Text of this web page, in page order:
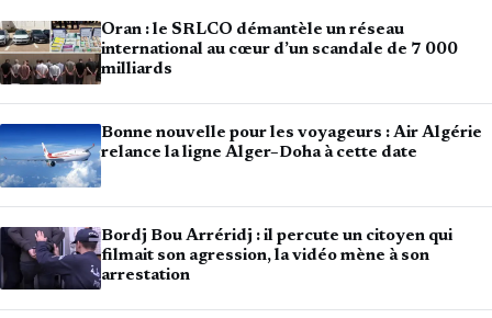
Oran : le SRLCO démantèle un réseau
international au cœur d’un scandale de 7 000
milliards
Bonne nouvelle pour les voyageurs : Air Algérie
relance la ligne Alger–Doha à cette date
Bordj Bou Arréridj : il percute un citoyen qui
filmait son agression, la vidéo mène à son
arrestation